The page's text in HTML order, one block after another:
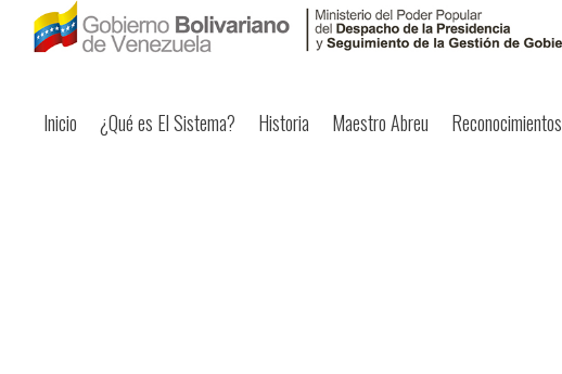
Inicio ¿Qué es El Sistema? Historia Maestro Abreu Reconocimientos